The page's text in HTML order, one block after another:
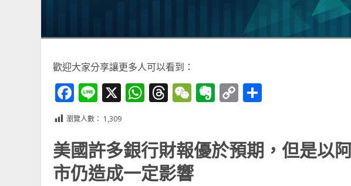
歡迎大家分享讓更多人可以看到：
Facebook
Line
X WhatsApp
Threads
WeChat
Evernote
Copy
瀏覽人數： 1,309
美國許多銀行財報優於預期，但是以
市仍造成一定影響